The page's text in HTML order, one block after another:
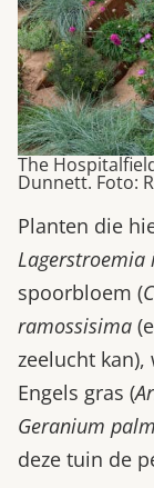
The
Dunnett. Foto:
Planten die
Lagerstroemia
spoorbloem (
ramossisima
zeelucht
Engels gras (
Geranium
deze tuin de